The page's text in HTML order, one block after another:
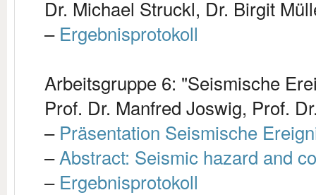
Dr. Michael Struckl, Dr. Birgit
– Ergebnisprotokoll
Arbeitsgruppe 6: "Seismische
Prof. Dr. Manfred Joswig, Prof.
– Präsentation Seismische
–Abstract: Seismic hazard and
– Ergebnisprotokoll